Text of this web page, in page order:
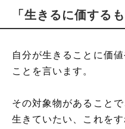
「生きるに価する
自分が生きることに価
ことを言います。
その対象物があること
生きていたい、これを